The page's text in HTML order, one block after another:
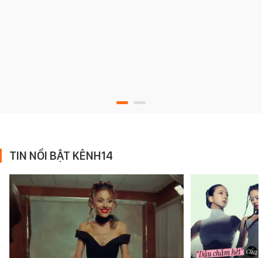
TIN NỔI BẬT KÊNH14